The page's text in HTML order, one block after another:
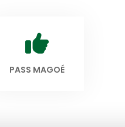
PASS MAGOÉ